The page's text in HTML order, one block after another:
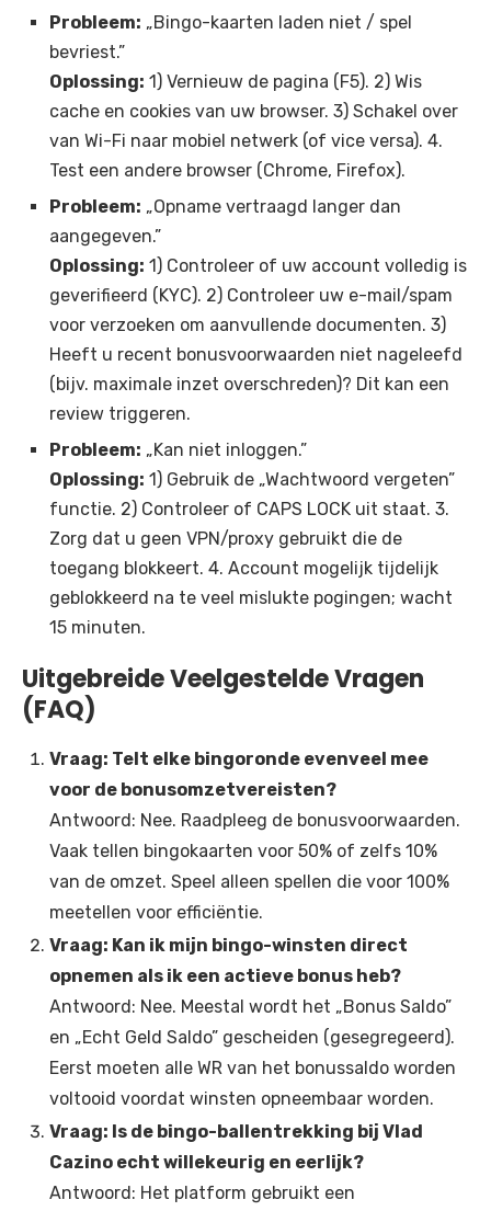
Probleem: „Bingo-kaarten laden niet / spel
bevriest.”
Oplossing: 1) Vernieuw de pagina (F5). 2) Wis
cache en cookies van uw browser. 3) Schakel over
van Wi-Fi naar mobiel netwerk (of vice versa). 4.
Test een andere browser (Chrome, Firefox).
Probleem: „Opname vertraagd langer dan
aangegeven.”
Oplossing: 1) Controleer of uw account volledig is
geverifieerd (KYC). 2) Controleer uw e-mail/spam
voor verzoeken om aanvullende documenten. 3)
Heeft u recent bonusvoorwaarden niet nageleefd
(bijv. maximale inzet overschreden)? Dit kan een
review triggeren.
Probleem: „Kan niet inloggen.”
Oplossing: 1) Gebruik de „Wachtwoord vergeten”
functie. 2) Controleer of CAPS LOCK uit staat. 3.
Zorg dat u geen VPN/proxy gebruikt die de
toegang blokkeert. 4. Account mogelijk tijdelijk
geblokkeerd na te veel mislukte pogingen; wacht
15 minuten.
Uitgebreide Veelgestelde Vragen
(FAQ)
Vraag: Telt elke bingoronde evenveel mee
voor de bonusomzetvereisten?
Antwoord: Nee. Raadpleeg de bonusvoorwaarden.
Vaak tellen bingokaarten voor 50% of zelfs 10%
van de omzet. Speel alleen spellen die voor 100%
meetellen voor efficiëntie.
Vraag: Kan ik mijn bingo-winsten direct
opnemen als ik een actieve bonus heb?
Antwoord: Nee. Meestal wordt het „Bonus Saldo”
en „Echt Geld Saldo” gescheiden (gesegregeerd).
Eerst moeten alle WR van het bonussaldo worden
voltooid voordat winsten opneembaar worden.
Vraag: Is de bingo-ballentrekking bij Vlad
Cazino echt willekeurig en eerlijk?
Antwoord: Het platform gebruikt een